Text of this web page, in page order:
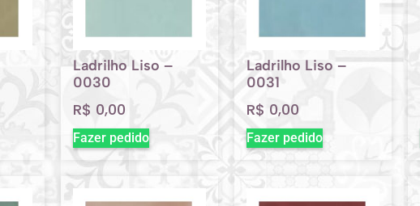
Ladrilho Liso –
0030
R$ 0,00
Fazer pedido
Ladrilho Liso –
0031
R$ 0,00
Fazer pedido